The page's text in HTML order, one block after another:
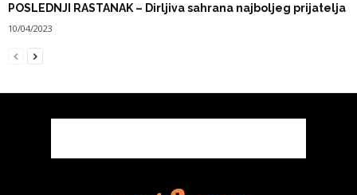
POSLEDNJI RASTANAK – Dirljiva sahrana najboljeg prijatelja
10/04/2023